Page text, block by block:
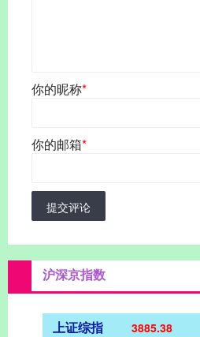
你的昵称*
你的邮箱*
提交评论
沪深京指数
上证综指 3885.38